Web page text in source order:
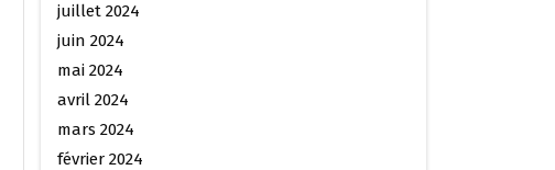
juillet 2024
juin 2024
mai 2024
avril 2024
mars 2024
février 2024